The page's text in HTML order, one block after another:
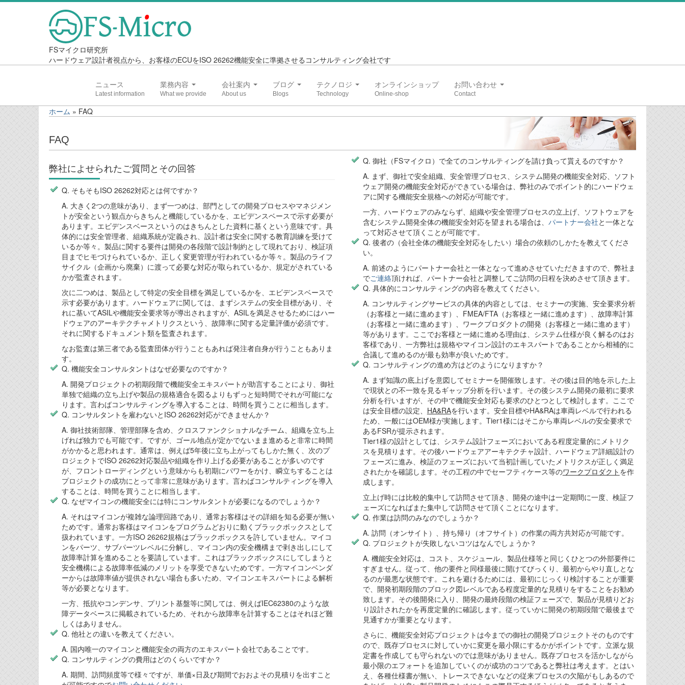
FSマイクロ研究所
ハードウェア設計者視点から、お客様のECUをISO 26262機能安全に準拠させるコンサルティング会社です
ニュース 業務内容 会社案内 ブログ テクノロジ オンラインショップ お問い合わせ
ホーム » FAQ
FAQ
弊社によせられたご質問とその回答
Q. そもそもISO 26262対応とは何ですか？
A. 大きく2つの意味があり、まず一つめは、部門としての開発プロセスやマネジメン
トが安全という観点からきちんと機能しているかを、エビデンスベースで示す必要が
あります。エビデンスベースというのはきちんとした資料に基くという意味です。具
体的には安全管理者、組織系統が定義され、設計者は安全に関する教育訓練を受けて
いるか等々。製品に関する要件は開発の各段階で設計制約として現れており、検証項
目までヒモづけられているか、正しく変更管理が行われているか等々。製品のライフ
サイクル（企画から廃棄）に渡って必要な対応が取られているか、規定がされている
かが監査されます。
次に二つめは、製品として特定の安全目標を満足しているかを、エビデンスベースで
示す必要があります。ハードウェアに関しては、まずシステムの安全目標があり、そ
れに基いてASILや機能安全要求等が導出されますが、ASILを満足させるためにはハー
ドウェアのアーキテクチャメトリクスという、故障率に関する定量評価が必須です。
それに関するドキュメント類を監査されます。
なお監査は第三者である監査団体が行うこともあれば発注者自身が行うこともありま
す。
Q. 機能安全コンサルタントはなぜ必要なのですか？
A. 開発プロジェクトの初期段階で機能安全エキスパートが助言することにより、御社
単独で組織の立ち上げや製品の規格適合を図るよりもずっと短時間でそれが可能にな
ります。言わばコンサルティングを導入することは、時間を買うことに相当します。
Q. コンサルタントを雇わないとISO 26262対応ができませんか？
A. 御社技術部隊、管理部隊を含め、クロスファンクショナルなチーム、組織を立ち上
げれば独力でも可能です。ですが、ゴール地点が定かでないまま進めると非常に時間
がかかると思われます。通常は、例えば5年後に立ち上がってもしかた無く、次のプ
ロジェクトでISO 26262対応製品や組織を作り上げる必要があることが多いのです
が、フロントローディングという意味からも初期にパワーをかけ、瞬立ちすることは
プロジェクトの成功にとって非常に意味があります。言わばコンサルティングを導入
することは、時間を買うことに相当します。
Q. なぜマイコンの機能安全には特にコンサルタントが必要になるのでしょうか？
A. それはマイコンが複雑な論理回路であり、通常お客様はその詳細を知る必要が無い
ためです。通常お客様はマイコンをプログラムどおりに動くブラックボックスとして
扱われています。一方ISO 26262規格はブラックボックスを許していません。マイコ
ンをパーツ、サブパーツレベルに分解し、マイコン内の安全機構まで剥き出しにして
故障率計算を進めることを要請しています。これはブラックボックスにしてしまうと
安全機構による故障率低減のメリットを享受できないためです。一方マイコンベンダ
ーからは故障率値が提供されない場合も多いため、マイコンエキスパートによる解析
等が必要となります。
一方、抵抗やコンデンサ、プリント基盤等に関しては、例えばIEC62380のような故
障データベースに掲載されているため、それから故障率を計算することはそれほど難
しくはありません。
Q. 他社との違いを教えてください。
A. 国内唯一のマイコンと機能安全の両方のエキスパート会社であることです。
Q. コンサルティングの費用はどのくらいですか？
A. 期間、訪問頻度等で様々ですが、単価×日及び期間でおおよその見積りを出すこと
Q. 御社（FSマイクロ）で全てのコンサルティングを請け負って貰えるのですか？
A. まず、御社で安全組織、安全管理プロセス、システム開発の機能安全対応、ソフト
ウェア開発の機能安全対応ができている場合は、弊社のみでポイント的にハードウェ
アに関する機能安全規格への対応が可能です。
一方、ハードウェアのみならず、組織や安全管理プロセスの立上げ、ソフトウェアを
含むシステム開発全体の機能安全対応を望まれる場合は、 パートナー会社と一体とな
って対応させて頂くことが可能です。
Q. 後者の（会社全体の機能安全対応をしたい）場合の依頼のしかたを教えてくださ
い。
A. 前述のようにパートナー会社と一体となって進めさせていただきますので、弊社ま
でご連絡頂ければ、パートナー会社と調整してご訪問の日程を決めさせて頂きます。
Q. 具体的にコンサルティングの内容を教えてください。
A. コンサルティングサービスの具体的内容としては、セミナーの実施、安全要求分析
（お客様と一緒に進めます）、FMEA/FTA（お客様と一緒に進めます）、故障率計算
（お客様と一緒に進めます）、ワークプロダクトの開発（お客様と一緒に進めます）
等があります。ここでお客様と一緒に進める理由は、システム仕様が良く解るのはお
客様であり、一方弊社は規格やマイコン設計のエキスパートであることから相補的に
合議して進めるのが最も効率が良いためです。
Q. コンサルティングの進め方はどのようになりますか？
A. まず知識の底上げを意図してセミナーを開催致します。その後は目的地を示した上
で現状との不一致を見るギャップ分析を行います。その後システム開発の最初に要求
分析を行いますが、その中で機能安全対応も要求のひとつとして検討します。ここで
は安全目標の設定、 HA&RAを行います。安全目標やHA&RAは車両レベルで行われる
ため、一般にはOEM様が実施します。Tier1様にはそこから車両レベルの安全要求で
あるFSRが提示されます。
Tier1様の設計としては、システム設計フェーズにおいてある程度定量的にメトリク
スを見積ります。その後ハードウェアアーキテクチャ設計、ハードウェア詳細設計の
フェーズに進み、検証のフェーズにおいて当初計画していたメトリクスが正しく満足
されたかを確認します。その工程の中でセーフティケース等のワークプロダクト を作
成します。
立上げ時には比較的集中して訪問させて頂き、開発の途中は一定期間に一度、検証フ
ェーズになればまた集中して訪問させて頂くことになります。
Q. 作業は訪問のみなのでしょうか？
A. 訪問（オンサイト）、持ち帰り（オフサイト）の作業の両方共対応が可能です。
Q. プロジェクトが失敗しないコツはなんでしょうか？
A. 機能安全対応は、コスト、スケジュール、製品仕様等と同じくひとつの外部要件に
すぎません。従って、他の要件と同様最後に開けてびっくり、最初からやり直しとな
るのが最悪な状態です。これを避けるためには、最初にじっくり検討することが重要
で、開発初期段階のブロック図レベルである程度定量的な見積りをすることをお勧め
致します。その後開発に入り、開発の最終段階の検証フェーズで、製品が見積りどお
り設計されたかを再度定量的に確認します。従っていかに開発の初期段階で最後まで
見通すかが重要となります。
さらに、機能安全対応プロジェクトは今までの御社の開発プロジェクトそのものです
ので、既存プロセスに対していかに変更を最小限にするかがポイントです。立派な規
定書を作成しても守られないのでは意味がありません。既存プロセスを活かしながら
最小限のエフォートを追加していくのが成功のコツであると弊社は考えます。とはい
え、各種仕様書が無い、トレースできないなどの従来プロセスの欠陥がもしあるので